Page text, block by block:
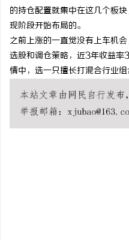
的持仓配置就集中在这几个板
现阶段开始布局的。
之前上涨的一直觉没有上车机
选股和调仓策略，近3年收益
情中，选一只擅长打混合行业